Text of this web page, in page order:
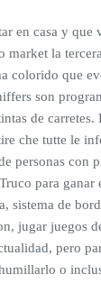
en casa y que
market la
colorido que
son
de
che tutte le
personas con
para
sistema de
jugar juegos
pero
o